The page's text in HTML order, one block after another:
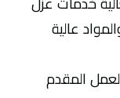
خدمات عزل
عالية
المقدم